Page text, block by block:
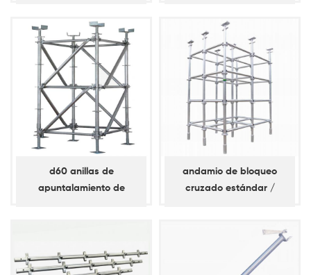
estándar / vertical
horizontal
d60 anillas de
apuntalamiento de
andamio de bloqueo
cruzado estándar /